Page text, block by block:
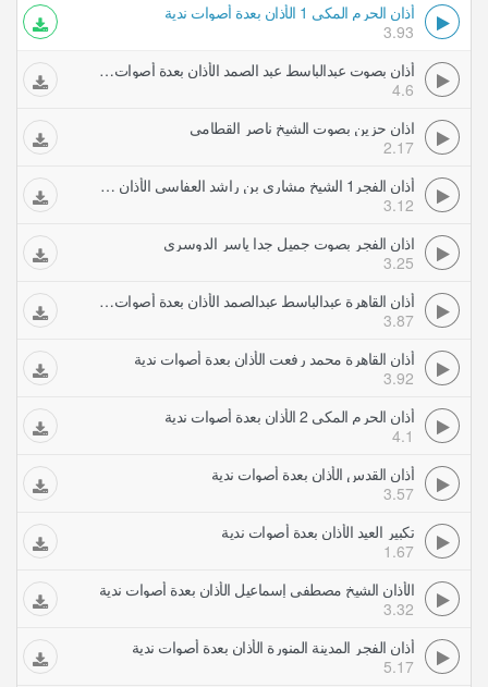
أذان الحرم المكي 1 الأذان بعدة أصوات ندية
3.93
أذان بصوت عبدالباسط عبد الصمد الأذان بعدة أصوات ندية
4.6
اذان حزين بصوت الشيخ ناصر القطامي
2.17
أذان الفجر1 الشيخ مشاري بن راشد العفاسي الأذان بعدة أصوات ندية
3.12
اذان الفجر بصوت جميل جدا ياسر الدوسري
3.25
أذان القاهرة عبدالباسط عبدالصمد الأذان بعدة أصوات ندية
3.87
أذان القاهرة محمد رفعت الأذان بعدة أصوات ندية
3.92
أذان الحرم المكي 2 الأذان بعدة أصوات ندية
4.1
أذان القدس الأذان بعدة أصوات ندية
3.57
تكبير العيد الأذان بعدة أصوات ندية
1.67
الأذان الشيخ مصطفى إسماعيل الأذان بعدة أصوات ندية
3.32
أذان الفجر المدينة المنورة الأذان بعدة أصوات ندية
5.17